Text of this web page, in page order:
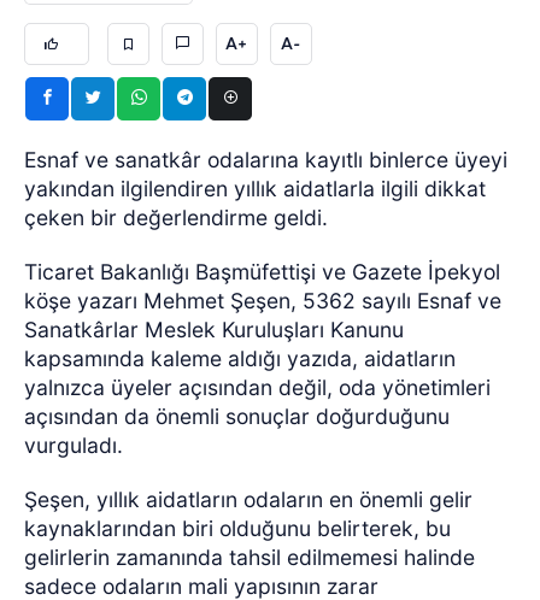
A+ A-
Esnaf ve sanatkâr odalarına kayıtlı binlerce üyeyi
yakından ilgilendiren yıllık aidatlarla ilgili dikkat
çeken bir değerlendirme geldi.
Ticaret Bakanlığı Başmüfettişi ve Gazete İpekyol
köşe yazarı Mehmet Şeşen, 5362 sayılı Esnaf ve
Sanatkârlar Meslek Kuruluşları Kanunu
kapsamında kaleme aldığı yazıda, aidatların
yalnızca üyeler açısından değil, oda yönetimleri
açısından da önemli sonuçlar doğurduğunu
vurguladı.
Şeşen, yıllık aidatların odaların en önemli gelir
kaynaklarından biri olduğunu belirterek, bu
gelirlerin zamanında tahsil edilmemesi halinde
sadece odaların mali yapısının zarar